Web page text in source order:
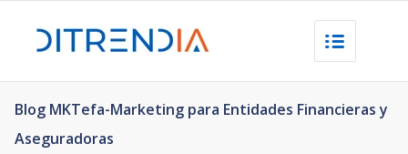
Blog MKTefa-Marketing para Entidades Financieras y
Aseguradoras